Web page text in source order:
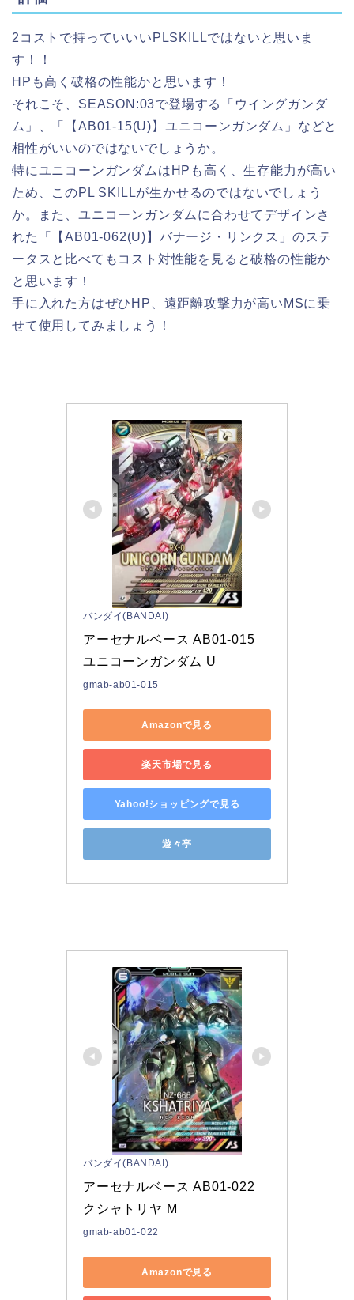
2コストで持っていいいPLSKILLではないと思いま
す！！
HPも高く破格の性能かと思います！
それこそ、SEASON:03で登場する「ウイングガンダ
ム」、「【AB01-15(U)】ユニコーンガンダム」などと
相性がいいのではないでしょうか。
特にユニコーンガンダムはHPも高く、生存能力が高い
ため、このPL SKILLが生かせるのではないでしょう
か。また、ユニコーンガンダムに合わせてデザインさ
れた「【AB01-062(U)】バナージ・リンクス」のステ
ータスと比べてもコスト対性能を見ると破格の性能か
と思います！
手に入れた方はぜひHP、遠距離攻撃力が高いMSに乗
せて使用してみましょう！
バンダイ(BANDAI)
アーセナルベース AB01-015
ユニコーンガンダム U
gmab-ab01-015
Amazonで見る
楽天市場で見る
Yahoo!ショッピングで見る
遊々亭
バンダイ(BANDAI)
アーセナルベース AB01-022
クシャトリヤ M
gmab-ab01-022
Amazonで見る